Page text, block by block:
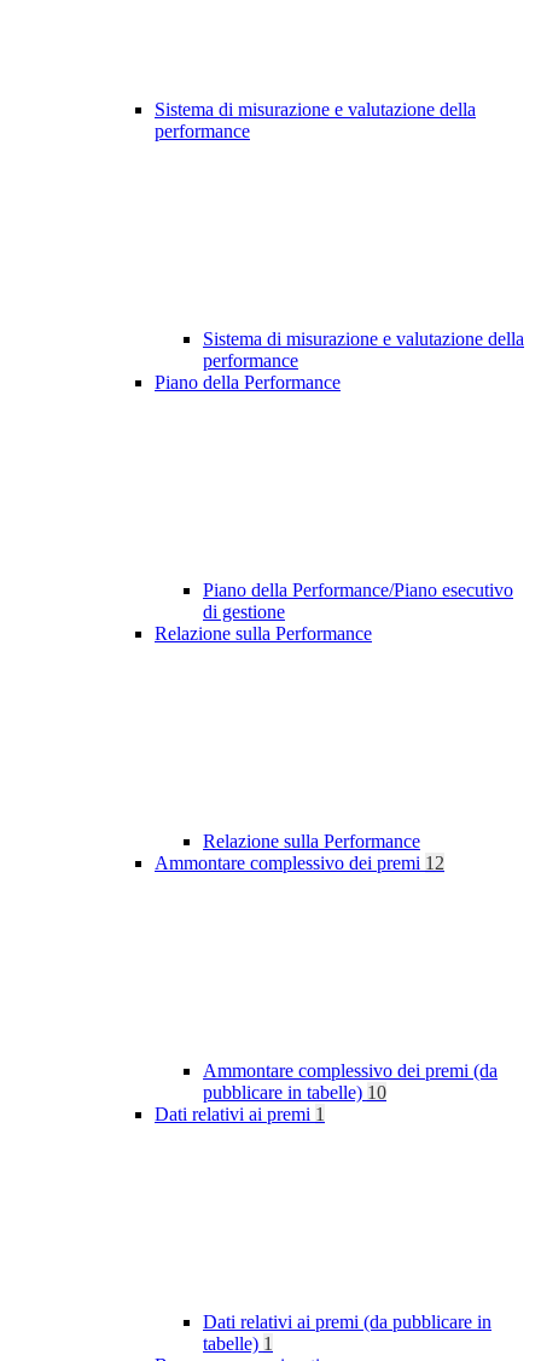
Sistema di misurazione e valutazione della
performance
Sistema di misurazione e valutazione della
performance
Piano della Performance
Piano della Performance/Piano esecutivo
di gestione
Relazione sulla Performance
Relazione sulla Performance
Ammontare complessivo dei premi 12
Ammontare complessivo dei premi (da
pubblicare in tabelle) 10
Dati relativi ai premi 1
Dati relativi ai premi (da pubblicare in
tabelle) 1